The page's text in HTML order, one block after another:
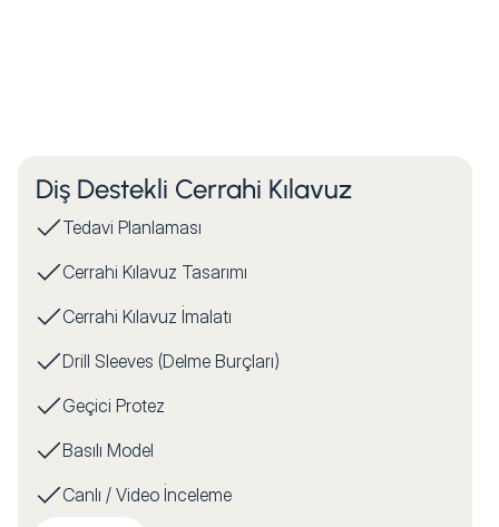
Diş Destekli Cerrahi Kılavuz
Tedavi Planlaması
Cerrahi Kılavuz Tasarımı
Cerrahi Kılavuz İmalatı
Drill Sleeves (Delme Burçları)
Geçici Protez
Basılı Model
Canlı / Video İnceleme